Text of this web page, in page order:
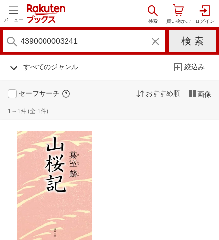
メニュー
すべてのジャンル 絞込み
セーフサーチ おすすめ順 画像
1～1件 (全 1件)